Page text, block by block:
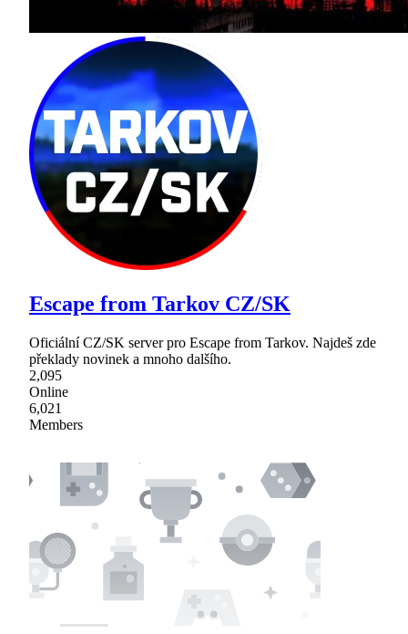
Escape from Tarkov CZ/SK
Oficiální CZ/SK server pro Escape from Tarkov. Najdeš zde
překlady novinek a mnoho dalšího.
2,095
Online
6,021
Members